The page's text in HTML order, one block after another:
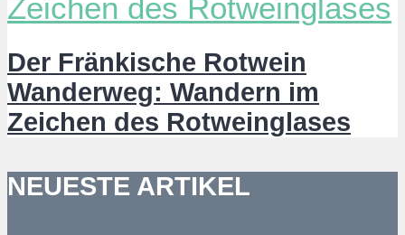
Der Fränkische Rotwein
Wanderweg: Wandern im
Zeichen des Rotweinglases
NEUESTE ARTIKEL